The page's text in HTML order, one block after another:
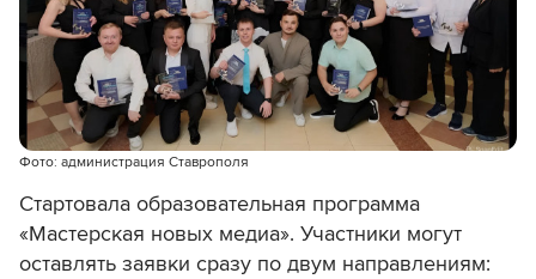
Фото: администрация Ставрополя
Стартовала образовательная программа
«Мастерская новых медиа». Участники могут
оставлять заявки сразу по двум направлениям: